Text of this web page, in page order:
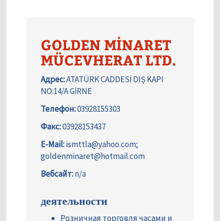
GOLDEN MİNARET
MÜCEVHERAT LTD.
Адрес:ATATÜRK CADDESİ DIŞ KAPI
NO:14/A GİRNE
Телефон:03928155303
Факс:03928153437
E-Mail:ismttla@yahoo.com;
goldenminaret@hotmail.com
Вебсайт:n/a
деятельности
Розничная торговля часами и